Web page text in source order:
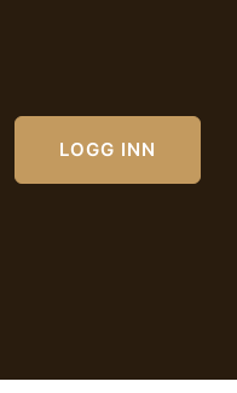
LOGG INN